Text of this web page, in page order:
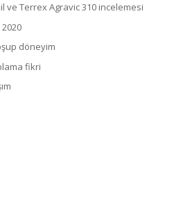
ve Terrex Agravic 310 incelemesi
döneyim
fikri